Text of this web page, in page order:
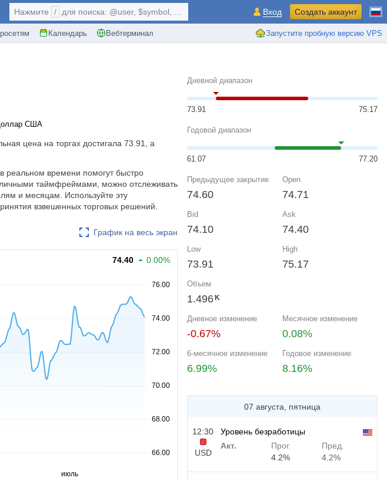
Календарь Вебтерминал Запустите пробную версию VPS
Нажмите / для поиска: @user, $symbol, ... Вход Создать аккаунт
США
цена на торгах достигала 73.91, а
реальном времени помогут быстро
таймфреймами, можно отслеживать
и месяцам. Используйте эту
взвешенных торговых решений.
График на весь экран
74.40 0.00%
Дневной диапазон
73.91 75.17
Годовой диапазон
61.07 77.20
Предыдущее закрытие
74.60
Open
74.71
Bid
74.10
Ask
74.40
Low
73.91
High
75.17
Объем
1.496 K
Дневное изменение
-0.67%
Месячное изменение
0.08%
6-месячное изменение
6.99%
Годовое изменение
8.16%
07 августа, пятница
12:30
USD
Уровень безработицы
Акт.
Прог.
4.2%
Пред.
4.2%